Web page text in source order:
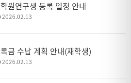
원연구생 등록 일정 안내
2026.02.13
금 수납 계획 안내(재학생)
2026.02.13